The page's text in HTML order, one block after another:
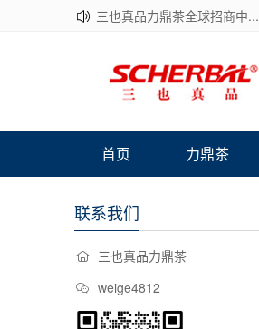
三也真品力鼎茶全球招商中...
首页 力鼎茶
联系我们
三也真品力鼎茶
weige4812